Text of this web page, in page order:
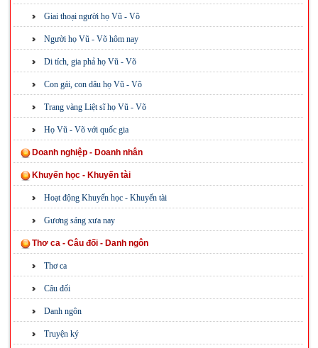
Giai thoại người họ Vũ - Võ
Người họ Vũ - Võ hôm nay
Di tích, gia phả họ Vũ - Võ
Con gái, con dâu họ Vũ - Võ
Trang vàng Liệt sĩ họ Vũ - Võ
Họ Vũ - Võ với quốc gia
Doanh nghiệp - Doanh nhân
Khuyến học - Khuyến tài
Hoạt động Khuyến học - Khuyến tài
Gương sáng xưa nay
Thơ ca - Câu đối - Danh ngôn
Thơ ca
Câu đối
Danh ngôn
Truyện ký